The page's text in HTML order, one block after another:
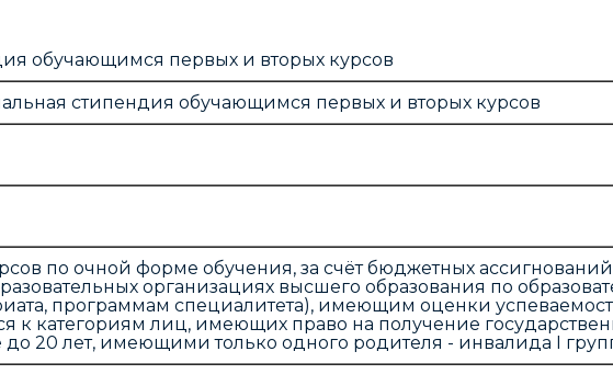
обучающимся первых и вторых курсов
стипендия обучающимся первых и вторых курсов
по очной форме обучения, за счёт бюджетных
организациях высшего образования по
программам специалитета), имеющим оценки
к категориям лиц, имеющих право на получение
20 лет, имеющими только одного родителя - инвалида I